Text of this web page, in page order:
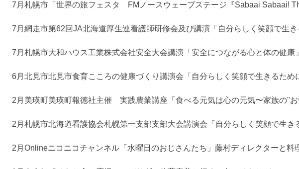
7月 札幌市 「世界の旅フェスタ FMノースウェーブステージ『Sabaai Sabaai!
7月 網走市第62回JA北海道厚生連看護師研修会及び講演「自分らしく笑顔で生
7月 札幌市大和ハウス工業株式会社安全大会講演「安全につながる心と体の健康」
6月 北見市北見市食育こころの健康づくり講演会「自分らしく笑顔で生きるため
2月 美瑛町美瑛町報徳社主催 実践農業講座「食べる元気は心の元気〜家族の"お
2月 札幌市北海道看護協会札幌第一支部支部大会講演会「自分らしく笑顔で生
2月 Onlineニコニコチャンネル「水曜日のおじさんたち」藤村ディレクターと料